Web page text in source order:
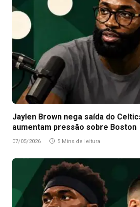
Jaylen Brown nega saída do
aumentam pressão sobre Boston
07/05/2026 5 Mins de leitura